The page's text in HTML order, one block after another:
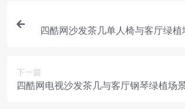
四酷网沙发茶几单人椅与客厅绿植
下一篇
四酷网电视沙发茶几与客厅钢琴绿植场